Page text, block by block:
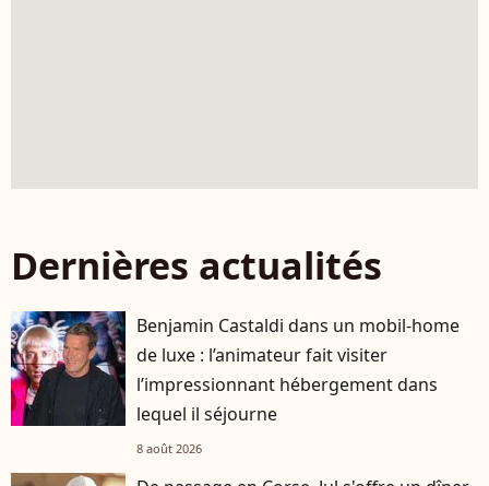
Dernières actualités
Benjamin Castaldi dans un mobil-home
de luxe : l’animateur fait visiter
l’impressionnant hébergement dans
lequel il séjourne
8 août 2026